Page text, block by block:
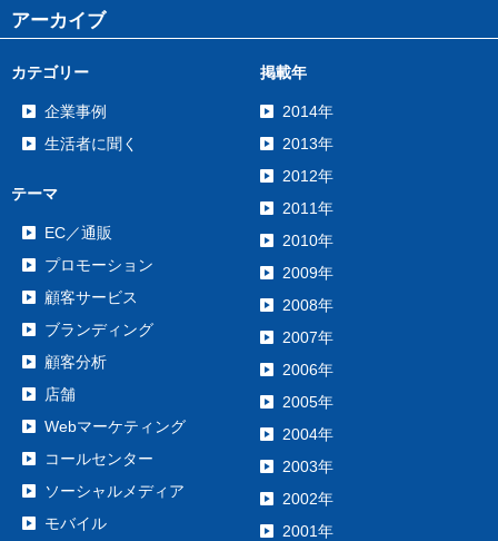
アーカイブ
カテゴリー
企業事例
生活者に聞く
テーマ
EC／通販
プロモーション
顧客サービス
ブランディング
顧客分析
店舗
Webマーケティング
コールセンター
ソーシャルメディア
モバイル
掲載年
2014年
2013年
2012年
2011年
2010年
2009年
2008年
2007年
2006年
2005年
2004年
2003年
2002年
2001年